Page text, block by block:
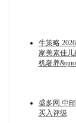
牛策略
家美素佳儿
机奢养
盛多网 中
买入评级